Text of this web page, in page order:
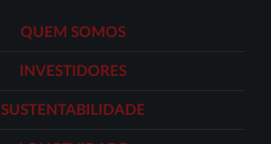
QUEM SOMOS
INVESTIDORES
SUSTENTABILIDADE